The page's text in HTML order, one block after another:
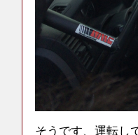
そうです、運転し